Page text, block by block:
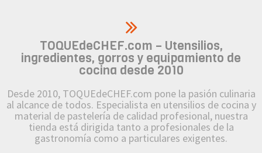
TOQUEdeCHEF.com – Utensilios,
ingredientes, gorros y equipamiento de
cocina desde 2010
Desde 2010, TOQUEdeCHEF.com pone la pasión culinaria
al alcance de todos. Especialista en utensilios de cocina y
material de pastelería de calidad profesional, nuestra
tienda está dirigida tanto a profesionales de la
gastronomía como a particulares exigentes.